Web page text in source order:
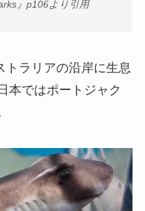
』p106より引用
トラリアの沿岸に生息
本ではポートジャク